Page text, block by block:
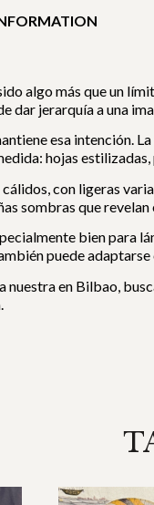
algo más que un
dar jerarquía a una
esa intención.
hojas
con ligeras
sombras que
bien para
puede
nuestra en Bilbao,